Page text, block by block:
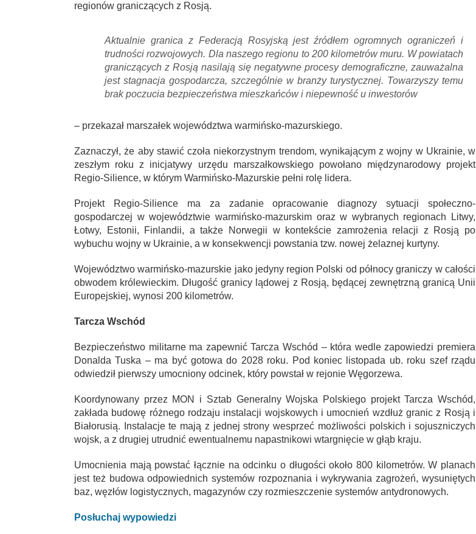
regionów graniczących z Rosją.
Aktualnie granica z Federacją Rosyjską jest źródłem ogromnych ograniczeń i
trudności rozwojowych. Dla naszego regionu to 200 kilometrów muru. W powiatach
graniczących z Rosją nasilają się negatywne procesy demograficzne, zauważalna
jest stagnacja gospodarcza, szczególnie w branży turystycznej. Towarzyszy temu
brak poczucia bezpieczeństwa mieszkańców i niepewność u inwestorów
– przekazał marszałek województwa warmińsko-mazurskiego.
Zaznaczył, że aby stawić czoła niekorzystnym trendom, wynikającym z wojny w Ukrainie, w
zeszłym roku z inicjatywy urzędu marszałkowskiego powołano międzynarodowy projekt
Regio-Silience, w którym Warmińsko-Mazurskie pełni rolę lidera.
Projekt Regio-Silience ma za zadanie opracowanie diagnozy sytuacji społeczno-
gospodarczej w województwie warmińsko-mazurskim oraz w wybranych regionach Litwy,
Łotwy, Estonii, Finlandii, a także Norwegii w kontekście zamrożenia relacji z Rosją po
wybuchu wojny w Ukrainie, a w konsekwencji powstania tzw. nowej żelaznej kurtyny.
Województwo warmińsko-mazurskie jako jedyny region Polski od północy graniczy w całości
obwodem królewieckim. Długość granicy lądowej z Rosją, będącej zewnętrzną granicą Unii
Europejskiej, wynosi 200 kilometrów.
Tarcza Wschód
Bezpieczeństwo militarne ma zapewnić Tarcza Wschód – która wedle zapowiedzi premiera
Donalda Tuska – ma być gotowa do 2028 roku. Pod koniec listopada ub. roku szef rządu
odwiedził pierwszy umocniony odcinek, który powstał w rejonie Węgorzewa.
Koordynowany przez MON i Sztab Generalny Wojska Polskiego projekt Tarcza Wschód,
zakłada budowę różnego rodzaju instalacji wojskowych i umocnień wzdłuż granic z Rosją i
Białorusią. Instalacje te mają z jednej strony wesprzeć możliwości polskich i sojuszniczych
wojsk, a z drugiej utrudnić ewentualnemu napastnikowi wtargnięcie w głąb kraju.
Umocnienia mają powstać łącznie na odcinku o długości około 800 kilometrów. W planach
jest też budowa odpowiednich systemów rozpoznania i wykrywania zagrożeń, wysuniętych
baz, węzłów logistycznych, magazynów czy rozmieszczenie systemów antydronowych.
Posłuchaj wypowiedzi